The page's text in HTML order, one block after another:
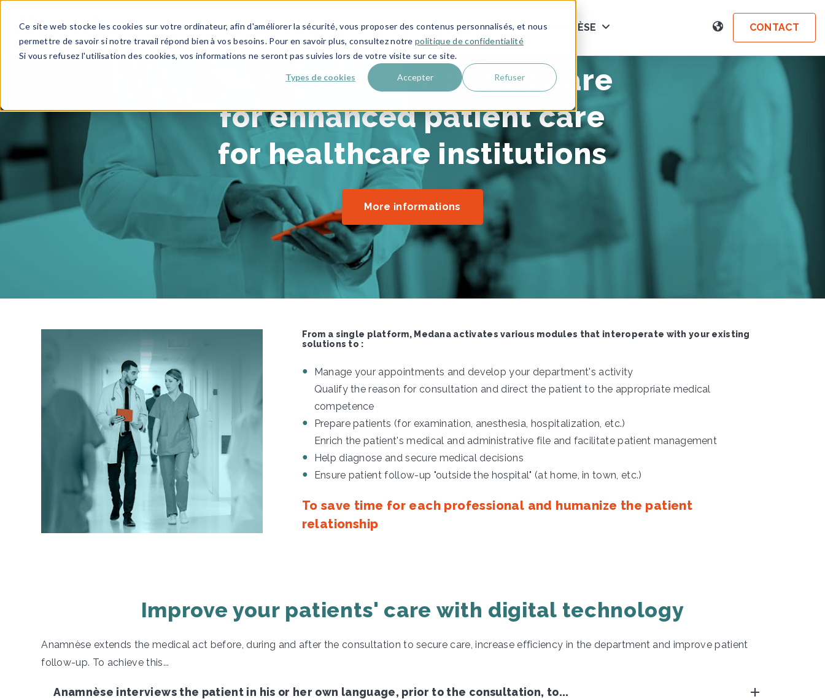
Ce site web stocke les cookies sur votre ordinateur, afin d'améliorer la sécurité, vous proposer des contenus personnalisés, et nous
permettre de savoir si notre travail répond bien à vos besoins. Pour en savoir plus, consultez notrepolitique de confidentialité
Si vous refusez l'utilisation des cookies, vos informations ne seront pas suivies lors de votre visite sur ce site.
Types de cookies Accepter Refuser
DOMAINES D'EXPERTISE TÉMOIGNAGES & RÉALISATIONS ANAMNÈSE SHOW SUBMENU FOR ANAMNÈSECONTACT
Médana: e-health software
for enhanced patient care
for healthcare institutions
More informations
From a single platform, Medana activates various modules that interoperate with your existing
solutions to :
Manage your appointments and develop your department's activity
Qualify the reason for consultation and direct the patient to the appropriate medical
competence
Prepare patients (for examination, anesthesia, hospitalization, etc.)
Enrich the patient's medical and administrative file and facilitate patient management
Help diagnose and secure medical decisions
Ensure patient follow-up "outside the hospital" (at home, in town, etc.)
To save time for each professional and humanize the patient
relationship
Improve your patients' care with digital technology
Anamnèse extends the medical act before, during and after the consultation to secure care, increase efficiency in the department and improve patient
follow-up. To achieve this...
Anamnèse interviews the patient in his or her own language, prior to the consultation, to...